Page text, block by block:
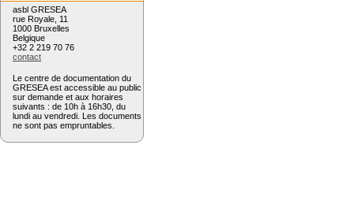
asbl GRESEA
rue Royale, 11
1000 Bruxelles
Belgique
+32 2 219 70 76
contact
Le centre de documentation du
GRESEA est accessible au public
sur demande et aux horaires
suivants : de 10h à 16h30, du
lundi au vendredi. Les documents
ne sont pas empruntables.